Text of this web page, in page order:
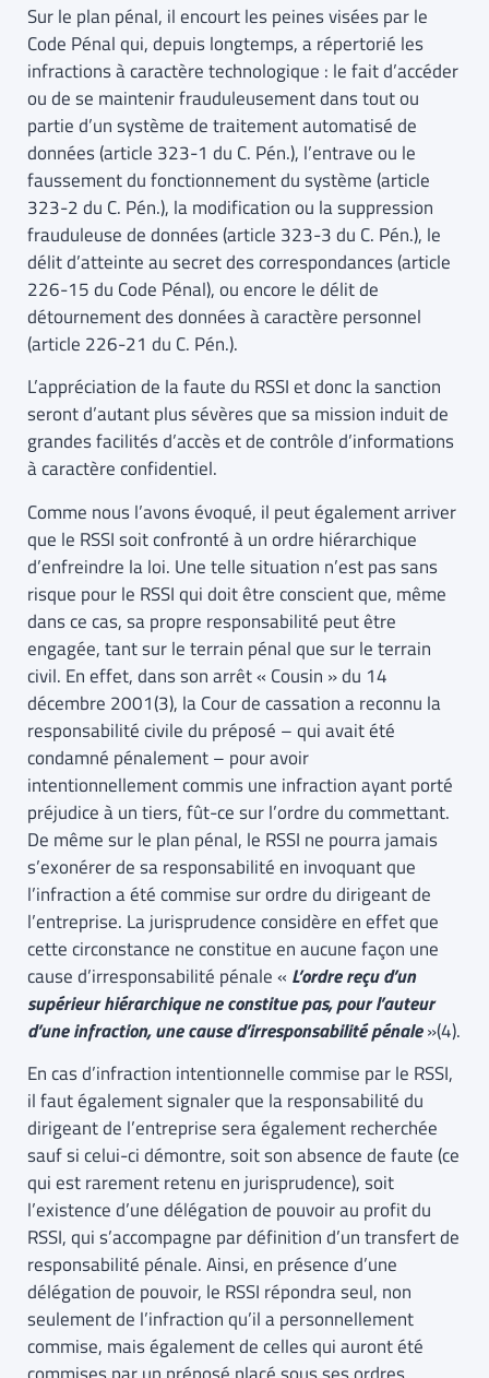
Sur le plan pénal, il encourt les peines visées par le
Code Pénal qui, depuis longtemps, a répertorié les
infractions à caractère technologique : le fait d’accéder
ou de se maintenir frauduleusement dans tout ou
partie d’un système de traitement automatisé de
données (article 323-1 du C. Pén.), l’entrave ou le
faussement du fonctionnement du système (article
323-2 du C. Pén.), la modification ou la suppression
frauduleuse de données (article 323-3 du C. Pén.), le
délit d’atteinte au secret des correspondances (article
226-15 du Code Pénal), ou encore le délit de
détournement des données à caractère personnel
(article 226-21 du C. Pén.).
L’appréciation de la faute du RSSI et donc la sanction
seront d’autant plus sévères que sa mission induit de
grandes facilités d’accès et de contrôle d’informations
à caractère confidentiel.
Comme nous l’avons évoqué, il peut également arriver
que le RSSI soit confronté à un ordre hiérarchique
d’enfreindre la loi. Une telle situation n’est pas sans
risque pour le RSSI qui doit être conscient que, même
dans ce cas, sa propre responsabilité peut être
engagée, tant sur le terrain pénal que sur le terrain
civil. En effet, dans son arrêt « Cousin » du 14
décembre 2001(3), la Cour de cassation a reconnu la
responsabilité civile du préposé – qui avait été
condamné pénalement – pour avoir
intentionnellement commis une infraction ayant porté
préjudice à un tiers, fût-ce sur l’ordre du commettant.
De même sur le plan pénal, le RSSI ne pourra jamais
s’exonérer de sa responsabilité en invoquant que
l’infraction a été commise sur ordre du dirigeant de
l’entreprise. La jurisprudence considère en effet que
cette circonstance ne constitue en aucune façon une
cause d’irresponsabilité pénale « L’ordre reçu d’un
supérieur hiérarchique ne constitue pas, pour l’auteur
d’une infraction, une cause d’irresponsabilité pénale»(4).
En cas d’infraction intentionnelle commise par le RSSI,
il faut également signaler que la responsabilité du
dirigeant de l’entreprise sera également recherchée
sauf si celui-ci démontre, soit son absence de faute (ce
qui est rarement retenu en jurisprudence), soit
l’existence d’une délégation de pouvoir au profit du
RSSI, qui s’accompagne par définition d’un transfert de
responsabilité pénale. Ainsi, en présence d’une
délégation de pouvoir, le RSSI répondra seul, non
seulement de l’infraction qu’il a personnellement
commise, mais également de celles qui auront été